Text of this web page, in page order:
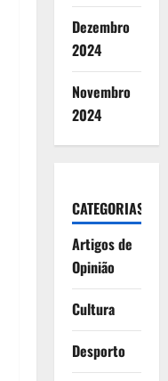
Dezembro
2024
Novembro
2024
CATEGORIAS
Artigos de
Opinião
Cultura
Desporto